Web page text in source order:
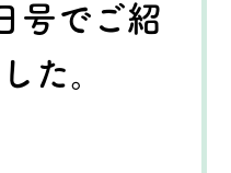
号でご紹
た。